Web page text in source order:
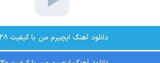
دانلود آهنگ ایچیرم من با کیفیت ۱۲۸